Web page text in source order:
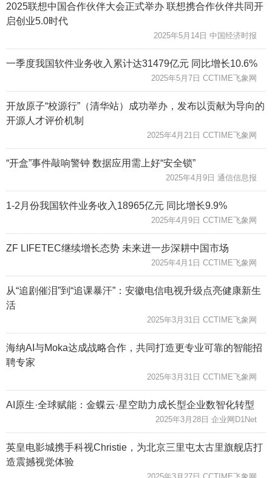
2025联想中国合作伙伴大会正式举办 联想携合作伙伴共同开
启创业5.0时代
2025年5月14日 中国经济时报
一季度我国软件业务收入累计达31479亿元 同比增长10.6%
2025年5月7日 CCTIME飞象网
开放原子“校源行”（清华站）成功举办，发布以贡献为导向的
开源人才评价机制
2025年4月21日 CCTIME飞象网
“开盒”事件敲响警钟 数据应用需上好“安全锁”
2025年4月9日 通信信息报
1-2月份我国软件业务收入18965亿元 同比增长9.9%
2025年4月9日 CCTIME飞象网
ZF LIFETEC继续增长态势 未来进一步深耕中国市场
2025年4月1日 CCTIME飞象网
从“追剧催泪”到“追课暴汗”：安徽电信电视升级点亮健康新生
活
2025年3月31日 CCTIME飞象网
海纳AI与Moka达成战略合作，共同打造更专业可靠的智能招
聘专家
2025年3月31日 CCTIME飞象网
AI原生·全球赋能：金蝶云·星空助力成长型企业数智化转型
2025年3月28日 企业网D1Net
英皇电影城携手科视Christie，为北京三里屯太古里旗舰店打
造震撼视觉体验